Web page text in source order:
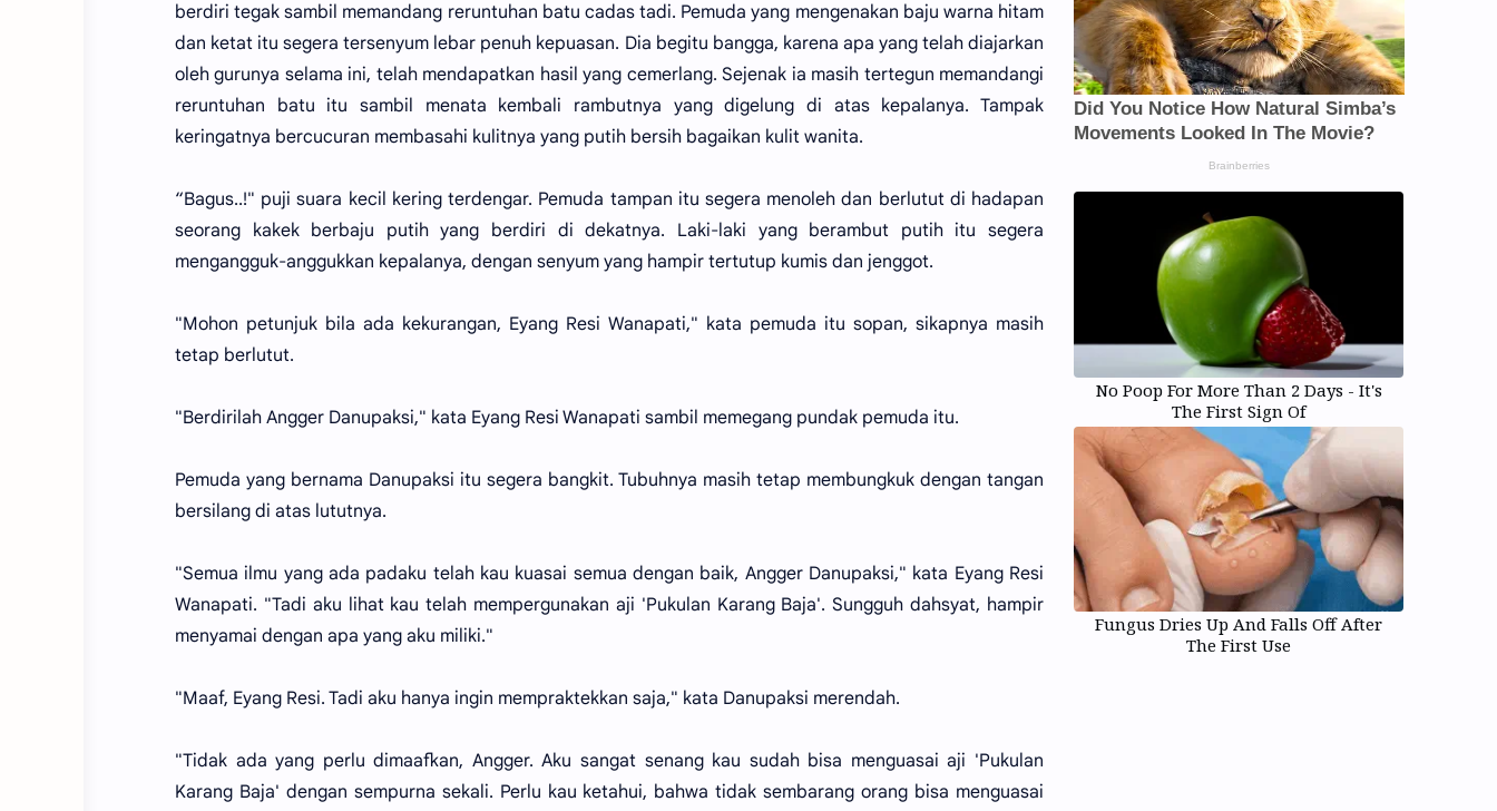
berdiri tegak sambil memandang reruntuhan batu cadas tadi. Pemuda yang mengenakan baju warna hitam
dan ketat itu segera tersenyum lebar penuh kepuasan. Dia begitu bangga, karena apa yang telah diajarkan
oleh gurunya selama ini, telah mendapatkan hasil yang cemerlang. Sejenak ia masih tertegun memandangi
reruntuhan batu itu sambil menata kembali rambutnya yang digelung di atas kepalanya. Tampak
keringatnya bercucuran membasahi kulitnya yang putih bersih bagaikan kulit wanita.
“Bagus..!" puji suara kecil kering terdengar. Pemuda tampan itu segera menoleh dan berlutut di hadapan
seorang kakek berbaju putih yang berdiri di dekatnya. Laki-laki yang berambut putih itu segera
mengangguk-anggukkan kepalanya, dengan senyum yang hampir tertutup kumis dan jenggot.
"Mohon petunjuk bila ada kekurangan, Eyang Resi Wanapati," kata pemuda itu sopan, sikapnya masih
tetap berlutut.
"Berdirilah Angger Danupaksi," kata Eyang Resi Wanapati sambil memegang pundak pemuda itu.
Pemuda yang bernama Danupaksi itu segera bangkit. Tubuhnya masih tetap membungkuk dengan tangan
bersilang di atas lututnya.
"Semua ilmu yang ada padaku telah kau kuasai semua dengan baik, Angger Danupaksi," kata Eyang Resi
Wanapati. "Tadi aku lihat kau telah mempergunakan aji 'Pukulan Karang Baja'. Sungguh dahsyat, hampir
menyamai dengan apa yang aku miliki."
"Maaf, Eyang Resi. Tadi aku hanya ingin mempraktekkan saja," kata Danupaksi merendah.
"Tidak ada yang perlu dimaafkan, Angger. Aku sangat senang kau sudah bisa menguasai aji 'Pukulan
Karang Baja' dengan sempurna sekali. Perlu kau ketahui, bahwa tidak sembarang orang bisa menguasai
No Poop For More Than 2 Days - It's
The First Sign Of
Fungus Dries Up And Falls Off After
The First Use